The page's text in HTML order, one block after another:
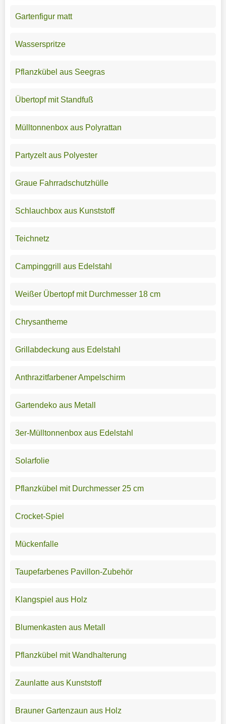
Gartenfigur matt
Wasserspritze
Pflanzkübel aus Seegras
Übertopf mit Standfuß
Mülltonnenbox aus Polyrattan
Partyzelt aus Polyester
Graue Fahrradschutzhülle
Schlauchbox aus Kunststoff
Teichnetz
Campinggrill aus Edelstahl
Weißer Übertopf mit Durchmesser 18 cm
Chrysantheme
Grillabdeckung aus Edelstahl
Anthrazitfarbener Ampelschirm
Gartendeko aus Metall
3er-Mülltonnenbox aus Edelstahl
Solarfolie
Pflanzkübel mit Durchmesser 25 cm
Crocket-Spiel
Mückenfalle
Taupefarbenes Pavillon-Zubehör
Klangspiel aus Holz
Blumenkasten aus Metall
Pflanzkübel mit Wandhalterung
Zaunlatte aus Kunststoff
Brauner Gartenzaun aus Holz